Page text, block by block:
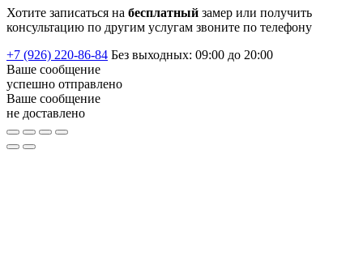
Хотите записаться на бесплатный замер или получить
консультацию по другим услугам звоните по телефону
+7 (926) 220-86-84 Без выходных: 09:00 до 20:00
Ваше сообщение
успешно отправлено
Ваше сообщение
не доставлено